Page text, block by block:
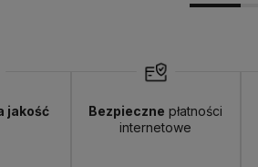
jakość Bezpieczne płatności
internetowe